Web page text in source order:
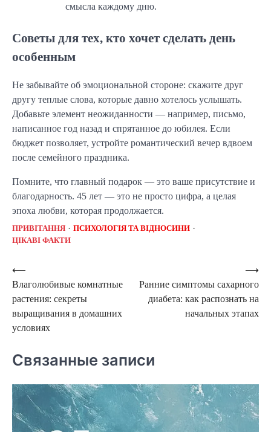
смысла каждому дню.
Советы для тех, кто хочет сделать день
особенным
Не забывайте об эмоциональной стороне: скажите друг
другу теплые слова, которые давно хотелось услышать.
Добавьте элемент неожиданности — например, письмо,
написанное год назад и спрятанное до юбилея. Если
бюджет позволяет, устройте романтический вечер вдвоем
после семейного праздника.
Помните, что главный подарок — это ваше присутствие и
благодарность. 45 лет — это не просто цифра, а целая
эпоха любви, которая продолжается.
ПРИВІТАННЯ
ПСИХОЛОГІЯ ТА ВІДНОСИНИ
ЦІКАВІ ФАКТИ
Навигация
по
записям
⟵
Влаголюбивые комнатные
растения: секреты
выращивания в домашних
условиях
Ранние симптомы сахарного
диабета: как распознать на
начальных этапах
⟶
Связанные записи